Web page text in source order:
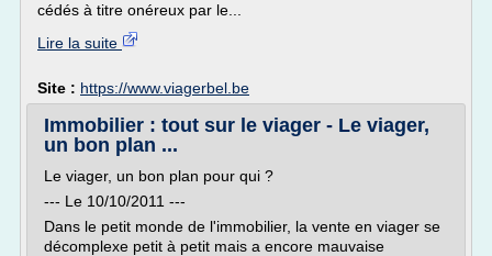
cédés à titre onéreux par le...
Lire la suite
Site : https://www.viagerbel.be
Immobilier : tout sur le viager - Le viager,
un bon plan ...
Le viager, un bon plan pour qui ?
--- Le 10/10/2011 ---
Dans le petit monde de l'immobilier, la vente en viager se
décomplexe petit à petit mais a encore mauvaise